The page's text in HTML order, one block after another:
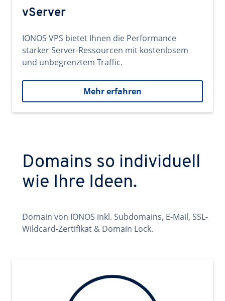
vServer
IONOS VPS bietet Ihnen die Performance
starker Server-Ressourcen mit kostenlosem
und unbegrenztem Traffic.
Mehr erfahren
Domains so individuell
wie Ihre Ideen.
Domain von IONOS inkl. Subdomains, E-Mail, SSL-
Wildcard-Zertifikat & Domain Lock.